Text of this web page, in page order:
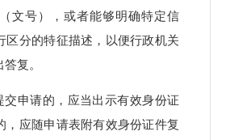
文号），或者能够明确特定信
区分的特征描述，以便行政机关
复。
交申请的，应当出示有效身份证
，应随申请表附有效身份证件复